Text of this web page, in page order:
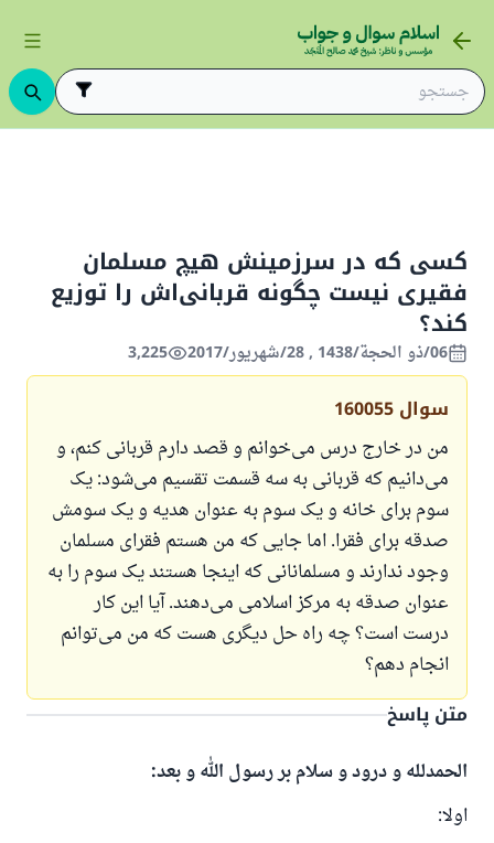
کسی که در سرزمینش هیچ مسلمان
فقیری نیست چگونه قربانی‌اش را توزیع
کند؟
06/ذو الحجة/1438 , 28/شهریور/2017 3,225
سوال 160055
من در خارج درس می‌خوانم و قصد دارم قربانی کنم، و
می‌دانیم که قربانی به سه قسمت تقسیم می‌شود: یک
سوم برای خانه و یک سوم به عنوان هدیه و یک سومش
صدقه برای فقرا. اما جایی که من هستم فقرای مسلمان
وجود ندارند و مسلمانانی که اینجا هستند یک سوم را به
عنوان صدقه به مرکز اسلامی می‌دهند. آیا این کار
درست است؟ چه راه حل دیگری هست که من می‌توانم
انجام دهم؟
متن پاسخ
الحمدلله و درود و سلام بر رسول الله و بعد:
اولا: